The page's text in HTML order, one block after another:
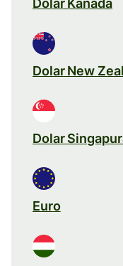
Dolar Kanada
Dolar New
Dolar
Euro